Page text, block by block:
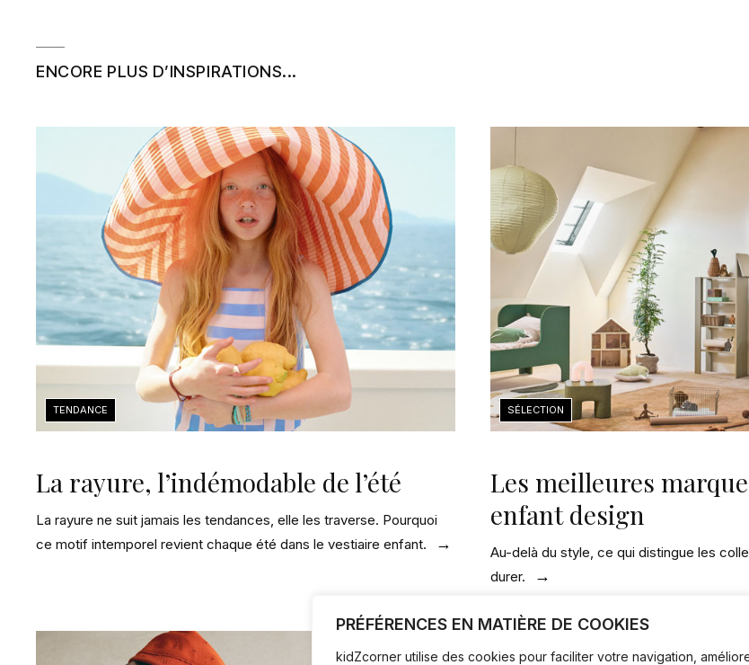
PRÉFÉRENCES EN MATIÈRE DE COOKIES
kidZcorner utilise des cookies pour faciliter votre navigation,
ENCORE PLUS D’INSPIRATIONS...
La rayure, l’indémodable de l’été
La rayure ne suit jamais les tendances, elle les traverse. Pourquoi
ce motif intemporel revient chaque été dans le vestiaire enfant.
Les meilleures
enfant design
Au-delà du style, ce qui distingue les
durer.